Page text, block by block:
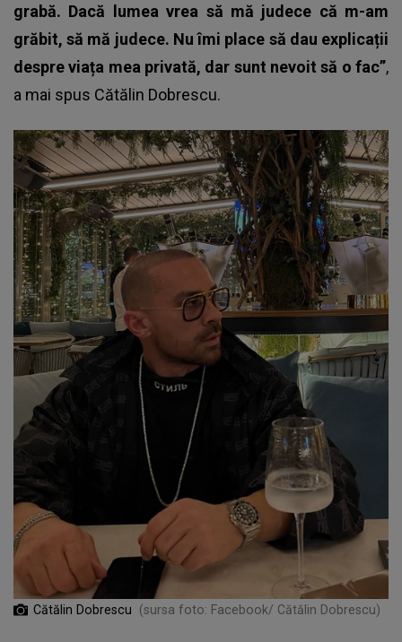
grabă. Dacă lumea vrea să mă judece că m-am
grăbit, să mă judece. Nu îmi place să dau explicații
despre viața mea privată, dar sunt nevoit să o fac”,
a mai spus Cătălin Dobrescu.
Cătălin Dobrescu (sursa foto: Facebook/ Cătălin Dobrescu)